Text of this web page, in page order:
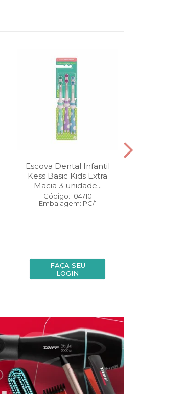
Escova Dental Infantil
Kess Basic Kids Extra
Macia 3 unidade...
Código: 104710
Embalagem: PC/1
FAÇA SEU
LOGIN